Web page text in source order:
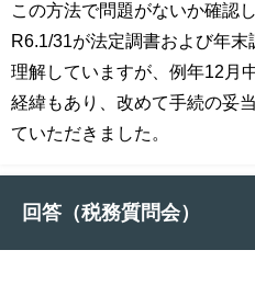
この方法で問題がないか確認
R6.1/31が法定調書および年
理解していますが、例年12月
経緯もあり、改めて手続の妥
ていただきました。
回答（税務質問会）